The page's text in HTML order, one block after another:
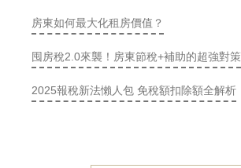
房東如何最大化租房價值？
囤房稅2.0來襲！房東節稅+補助的超強對策
2025報稅新法懶人包 免稅額扣除額全解析